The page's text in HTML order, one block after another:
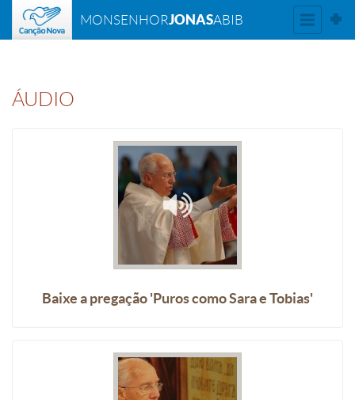
MONSENHORJONASABIB
ÁUDIO
Baixe a pregação 'Puros como Sara e Tobias'